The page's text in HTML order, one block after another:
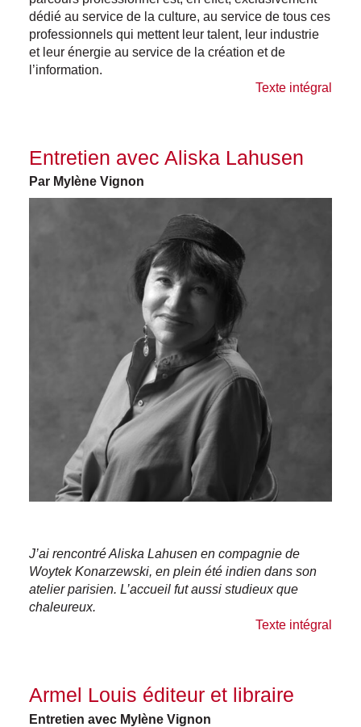
dédié au service de la culture, au service de tous ces
professionnels qui mettent leur talent, leur industrie
et leur énergie au service de la création et de
l’information.
Texte intégral
Entretien avec Aliska Lahusen
Par Mylène Vignon
J’ai rencontré Aliska Lahusen en compagnie de
Woytek Konarzewski, en plein été indien dans son
atelier parisien. L’accueil fut aussi studieux que
chaleureux.
Texte intégral
Armel Louis éditeur et libraire
Entretien avec Mylène Vignon